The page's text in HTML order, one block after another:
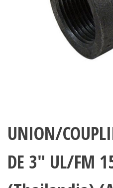
UNION/
DE 3″ UL/FM